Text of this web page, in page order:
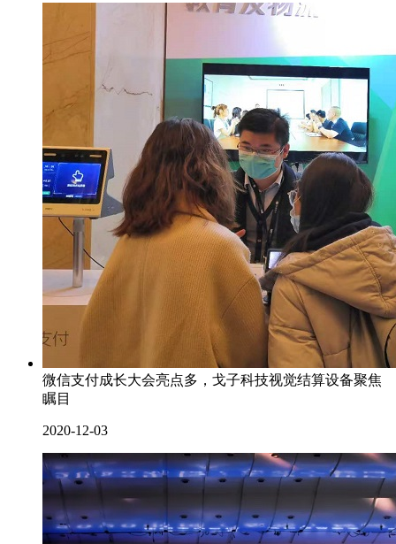
微信支付成长大会亮点多，戈子科技视觉结算设备聚焦
瞩目
2020-12-03